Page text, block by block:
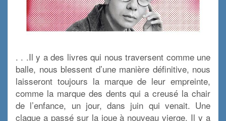
. . .Il y a des livres qui nous traversent comme une
balle, nous blessent d’une manière définitive, nous
laisseront toujours la marque de leur empreinte,
comme la marque des dents qui a creusé la chair
de l’enfance, un jour, dans juin qui venait. Une
claque a passé sur la joue à nouveau vierge. Il y a